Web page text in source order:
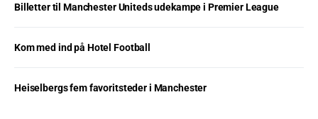
Billetter til Manchester Uniteds udekampe i Premier League
Kom med ind på Hotel Football
Heiselbergs fem favoritsteder i Manchester